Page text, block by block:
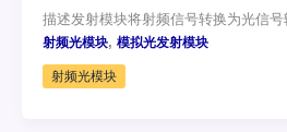
描述发射模块将射频信号转换为光信号
射频光模块, 模拟光发射模块
射频光模块